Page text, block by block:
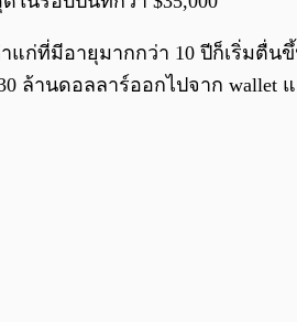
แก่ที่มีอายุมากกว่า 10 ปีก็เริ่มตื่
ล้านดอลลาร์ออกไปจาก wallet